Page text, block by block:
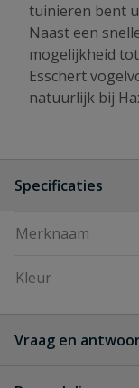
tuinieren bent
Naast een
mogelijkheid
Esschert
natuurlijk bij
Specificaties
Merknaam
Kleur
Vraag en